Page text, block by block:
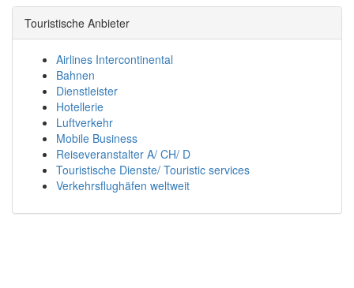
Touristische Anbieter
Airlines Intercontinental
Bahnen
Dienstleister
Hotellerie
Luftverkehr
Mobile Business
Reiseveranstalter A/ CH/ D
Touristische Dienste/ Touristic services
Verkehrsflughäfen weltweit